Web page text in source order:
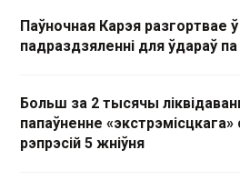
Паўночная Карэя разгортвае
падраздзяленні для ўдараў па
Больш за 2 тысячы
папаўненне «экстрэмісцкага»
рэпрэсій 5 жніўня